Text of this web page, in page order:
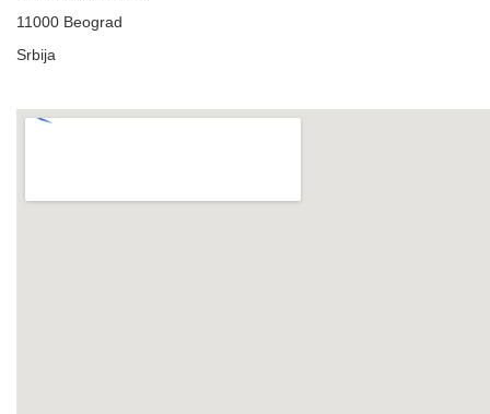
11000 Beograd
Srbija